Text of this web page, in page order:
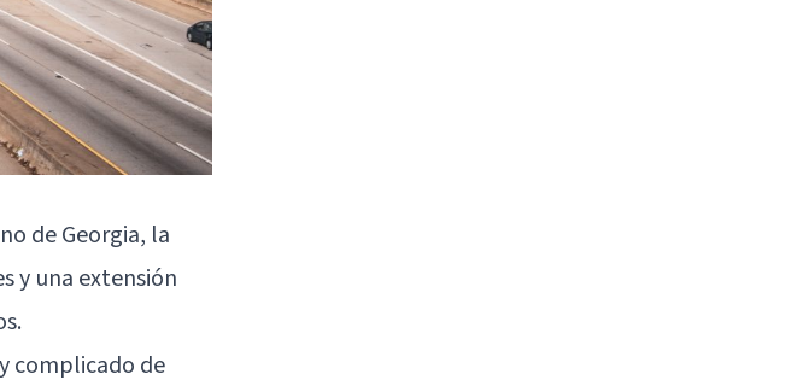
de Georgia, la
y una extensión
complicado de